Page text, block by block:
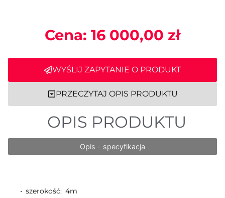
Cena: 16 000,00 zł
WYŚLIJ ZAPYTANIE O PRODUKT
PRZECZYTAJ OPIS PRODUKTU
OPIS PRODUKTU
Opis - specyfikacja
• szerokość: 4m